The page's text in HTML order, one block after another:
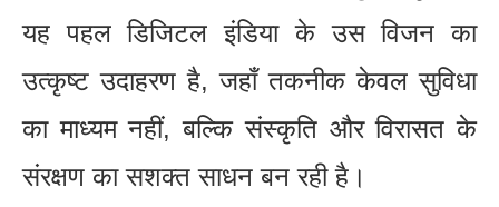
यह पहल डिजिटल इंडिया के उस विजन का
उत्कृष्ट उदाहरण है, जहाँ तकनीक केवल सुविधा
का माध्यम नहीं, बल्कि संस्कृति और विरासत के
संरक्षण का सशक्त साधन बन रही है।